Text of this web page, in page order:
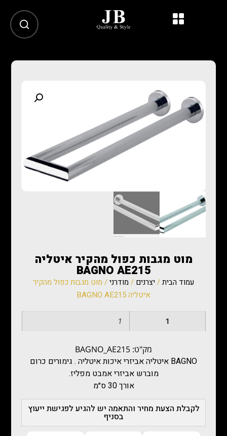
מוט מגבות כפול מהקיר איטליה
BAGNO AE215
עמוד הבית/ יצרנים / מודרני/ מוט מגבות כפול מהקיר
איטליה BAGNO AE215
1
1
מק"ט: BAGNO_AE215
BAGNO איטליה אביזרי איכות איטליה . גימורים כרום
מוברש אביזרי אמבט מפליז.
אורך 30 ס״מ
לקבלת הצעת מחיר והתאמה יש להגיע לפגישת ייעוץ
בסניף